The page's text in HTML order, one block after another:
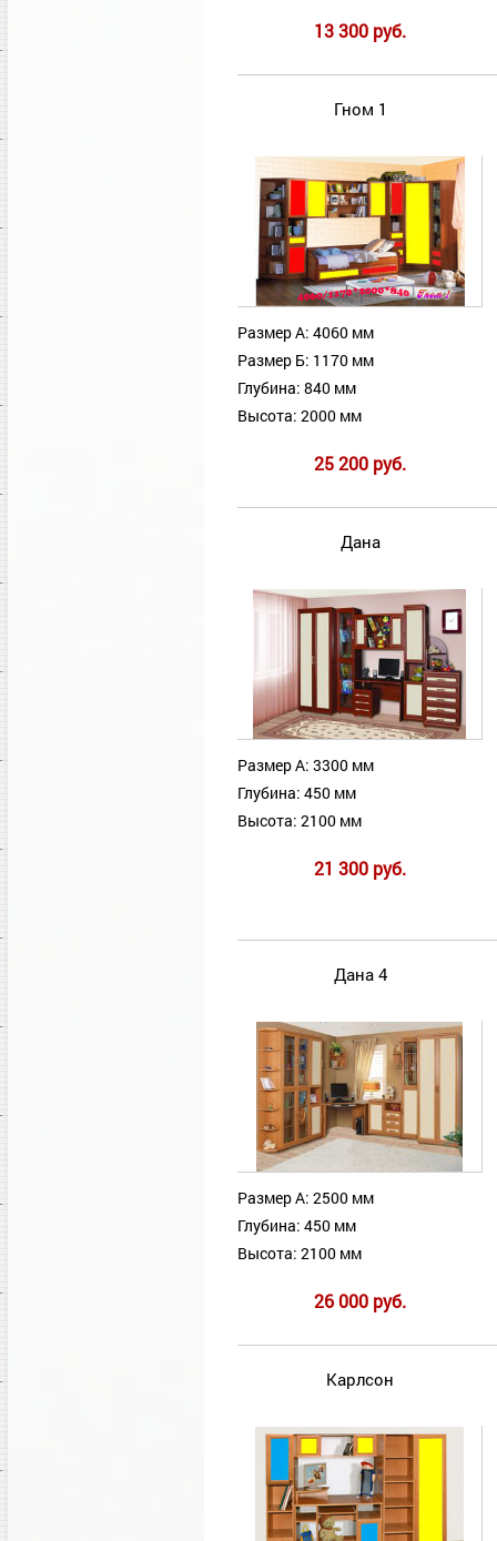
13 300 руб.
Гном 1
Размер А: 4060 мм
Размер Б: 1170 мм
Глубина: 840 мм
Высота: 2000 мм
25 200 руб.
Дана
Размер А: 3300 мм
Глубина: 450 мм
Высота: 2100 мм
21 300 руб.
Дана 4
Размер А: 2500 мм
Глубина: 450 мм
Высота: 2100 мм
26 000 руб.
Карлсон